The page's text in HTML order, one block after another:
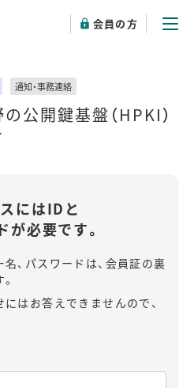
会員の方
公開鍵基盤（HPKI）
通知・事務連絡
にはIDと
が必要です。
、パスワードは、会員証の裏
はお答えできませんので、